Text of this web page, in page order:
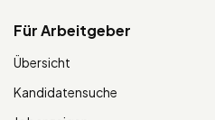
Für Arbeitgeber
Übersicht
Kandidatensuche